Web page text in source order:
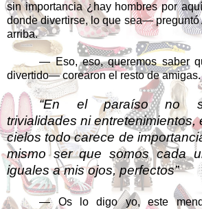
sin importancia ¿hay hombres por
donde divertirse, lo que sea— preguntó
arriba.
— Eso, eso, queremos saber
divertido— corearon el resto de amigas.
“En el paraíso no
trivialidades ni entretenimientos,
cielos todo carece de
mismo ser que somos cada
iguales a mis ojos, perfectos”
— Os lo digo yo, este